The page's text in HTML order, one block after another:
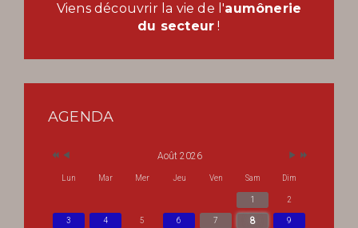
Viens découvrir la vie de l'aumônerie
du secteur !
AGENDA
Août 2026
Lun Mar Mer Jeu Ven Sam Dim
1 2
3 4 5 6 7 8 9